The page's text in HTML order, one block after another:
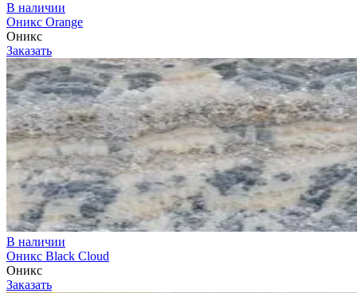
В наличии
Оникс Orange
Оникс
Заказать
В наличии
Оникс Black Сloud
Оникс
Заказать